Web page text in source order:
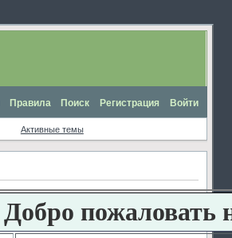
Правила Поиск Регистрация Войти
Активные темы
Добро пожаловать